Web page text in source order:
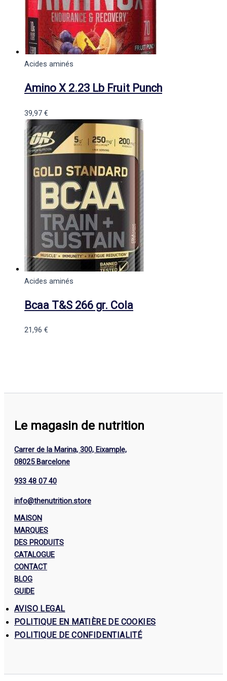
Acides aminés
Amino X 2.23 Lb Fruit Punch
39,97 €
Acides aminés
Bcaa T&S 266 gr. Cola
21,96 €
Le magasin de nutrition
Carrer de la Marina, 300, Eixample,
08025 Barcelone
933 48 07 40
info@thenutrition.store
MAISON
MARQUES
DES PRODUITS
CATALOGUE
CONTACT
BLOG
GUIDE
AVISO LEGAL
POLITIQUE EN MATIÈRE DE COOKIES
POLITIQUE DE CONFIDENTIALITÉ